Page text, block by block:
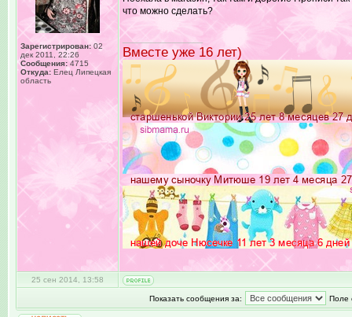
Зарегистрирован: 02
дек 2011, 22:26
Сообщения: 4715
Откуда: Елец Липецкая
область
что можно сделать?
_________________
Вместе уже 16 лет)
25 сен 2014, 13:58
Показать сообщения за: Поле